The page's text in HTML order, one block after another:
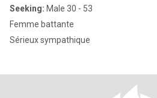
Seeking: Male 30 - 53
Femme battante
Sérieux sympathique